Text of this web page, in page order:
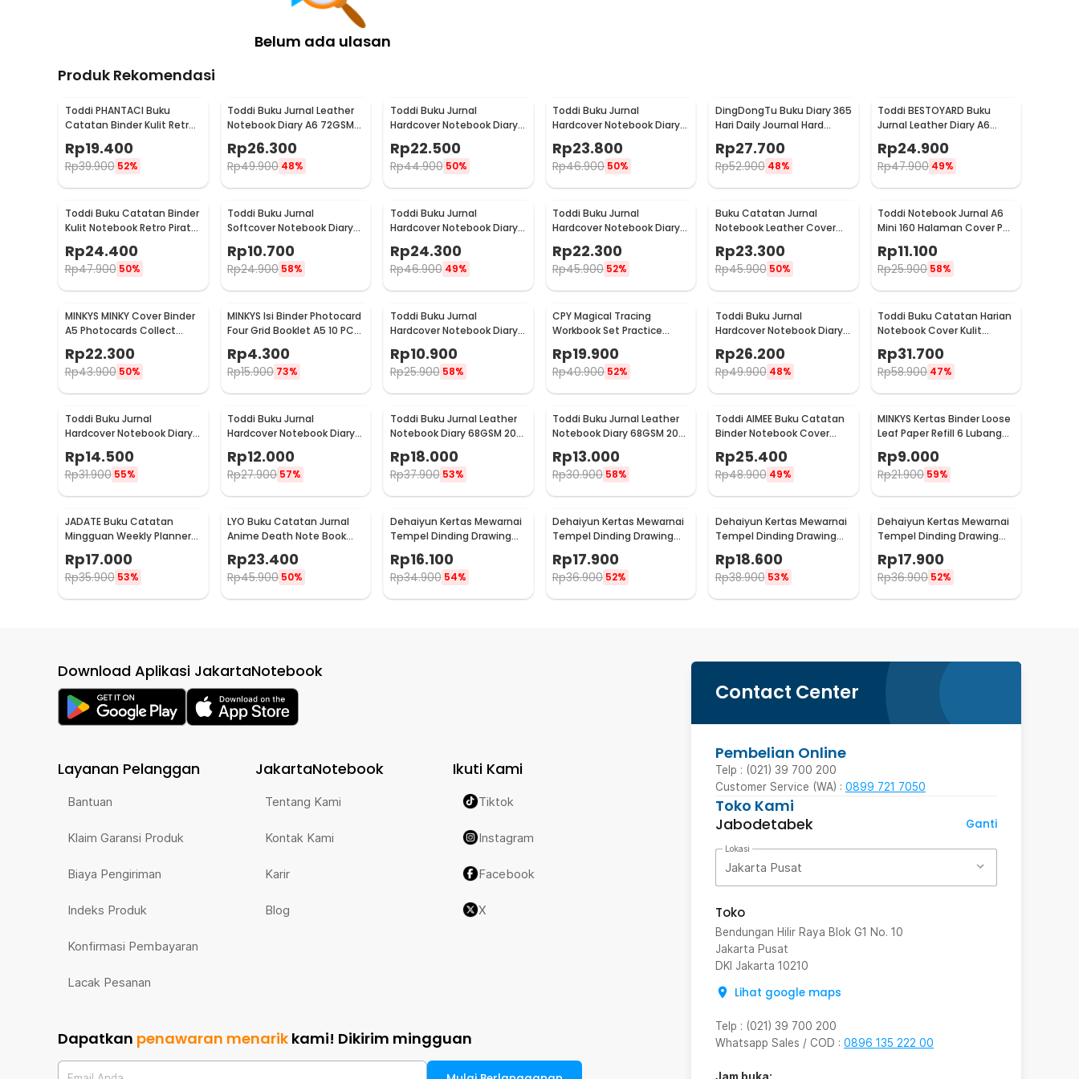
Belum ada ulasan
Produk Rekomendasi
Toddi PHANTACI Buku
Catatan Binder Kulit Retro
Rp19.400
Rp39.900 52%
Toddi Buku Jurnal Leather
Notebook Diary A6 72GSM
140 Halaman Blank - ZB-30
Rp26.300
Rp49.900 48%
Toddi Buku Jurnal
Hardcover Notebook Diary
CW-24
Rp22.500
Rp44.900 50%
Toddi Buku Jurnal
Hardcover Notebook Diary
68GSM 200 Halaman Lined
- CW-28
Rp23.800
Rp46.900 50%
DingDongTu Buku Diary 365
Hari Daily Journal Hard
4083
Rp27.700
Rp52.900 48%
Toddi BESTOYARD Buku
Jurnal Leather Diary A6
- ZB-45
Rp24.900
Rp47.900 49%
Toddi Buku Catatan Binder
Kulit Notebook Retro Pirate
Rp24.400
Rp47.900 50%
Toddi Buku Jurnal
Softcover Notebook Diary
BQ-14
Rp10.700
Rp24.900 58%
Toddi Buku Jurnal
Hardcover Notebook Diary
72GSM 192 Halaman Lined -
CW-60
Rp24.300
Rp46.900 49%
Toddi Buku Jurnal
Hardcover Notebook Diary
80GSM 360 Halaman Lined
- CW-25
Rp22.300
Rp45.900 52%
Buku Catatan Jurnal
Notebook Leather Cover
Vintage Pattern - CW-64
Rp23.300
Rp45.900 50%
Toddi Notebook Jurnal A6
Mini 160 Halaman Cover PU
Rp11.100
Rp25.900 58%
MINKYS MINKY Cover Binder
A5 Photocards Collect
Book Postcard Holder - 2021
Rp22.300
Rp43.900 50%
MINKYS Isi Binder Photocard
Four Grid Booklet A5 10 PCS
Rp4.300
Rp15.900 73%
Toddi Buku Jurnal
Hardcover Notebook Diary
CW-74
Rp10.900
Rp25.900 58%
CPY Magical Tracing
Workbook Set Practice
Rp19.900
Rp40.900 52%
Toddi Buku Jurnal
Hardcover Notebook Diary
68GSM 360 Halaman Lined
- CW-05
Rp26.200
Rp49.900 48%
Toddi Buku Catatan Harian
Notebook Cover Kulit
Magnetic Buckle - CW-04
Rp31.700
Rp58.900 47%
Toddi Buku Jurnal
Hardcover Notebook Diary
CW-38
Rp14.500
Rp31.900 55%
Toddi Buku Jurnal
Hardcover Notebook Diary
CW-38
Rp12.000
Rp27.900 57%
Toddi Buku Jurnal Leather
Notebook Diary 68GSM 200
Halaman Lined A5 - CW-50
Rp18.000
Rp37.900 53%
Toddi Buku Jurnal Leather
Notebook Diary 68GSM 200
Halaman Lined A6 - CW-50
Rp13.000
Rp30.900 58%
Toddi AIMEE Buku Catatan
Binder Notebook Cover
ZB-16
Rp25.400
Rp48.900 49%
MINKYS Kertas Binder Loose
Leaf Paper Refill 6 Lubang
- MY5
Rp9.000
Rp21.900 59%
JADATE Buku Catatan
Mingguan Weekly Planner
Rp17.000
Rp35.900 53%
LYO Buku Catatan Jurnal
Anime Death Note Book
Leather Case - CW-05
Rp23.400
Rp45.900 50%
Dehaiyun Kertas Mewarnai
Tempel Dinding Drawing
Paper Roll 3M Vehicles -
HB30
Rp16.100
Rp34.900 54%
Dehaiyun Kertas Mewarnai
Tempel Dinding Drawing
Paradise - HB30
Rp17.900
Rp36.900 52%
Dehaiyun Kertas Mewarnai
Tempel Dinding Drawing
Paper Roll 3M Lovely
Princess - HB30
Rp18.600
Rp38.900 53%
Dehaiyun Kertas Mewarnai
Tempel Dinding Drawing
- HB30
Rp17.900
Rp36.900 52%
Contact Center
Pembelian Online
Telp : (021) 39 700 200
Customer Service (WA) : 0899 721 7050
Toko Kami
Jabodetabek
Ganti
Lokasi
Jakarta Pusat
Toko
Bendungan Hilir Raya Blok G1 No. 10
Jakarta Pusat
DKI Jakarta 10210
Lihat google maps
Telp : (021) 39 700 200
Whatsapp Sales / COD : 0896 135 222 00
Jam buka:
Download Aplikasi JakartaNotebook
Layanan Pelanggan
Bantuan
Klaim Garansi Produk
Biaya Pengiriman
Indeks Produk
Konfirmasi Pembayaran
Lacak Pesanan
JakartaNotebook
Tentang Kami
Kontak Kami
Karir
Blog
Ikuti Kami
Tiktok
Instagram
Facebook
X
Dapatkan penawaran menarik kami! Dikirim mingguan